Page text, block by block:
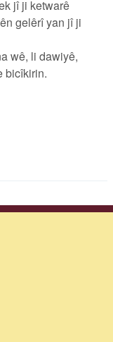
jî ji ketwarê‌
gelêrî yan jî ji
wê, li dawiyê,
bicîkirin.